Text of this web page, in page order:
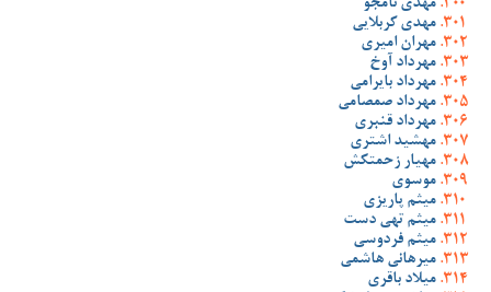
مهدی نامجو
مهدی کربلایی
مهران امیری
مهرداد آوخ
مهرداد بایرامی
مهرداد صمصامی
مهرداد قنبری
مهشید اشتری
مهیار زحمتکش
موسوی
میثم پاریزی
میثم تهی دست
میثم فردوسی
میرهانی هاشمی
میلاد باقری